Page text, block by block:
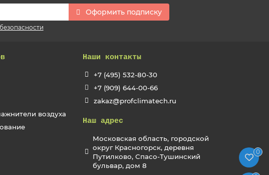
Оформить подписку
воздуха
Наши контакты
+7 (495) 532-80-30
+7 (909) 644-00-66
zakaz@profclimatech.ru
Наш адрес
Московская область, городской
округ Красногорск, деревня
Путилково, Спасо-Тушинский
бульвар, дом 8
0